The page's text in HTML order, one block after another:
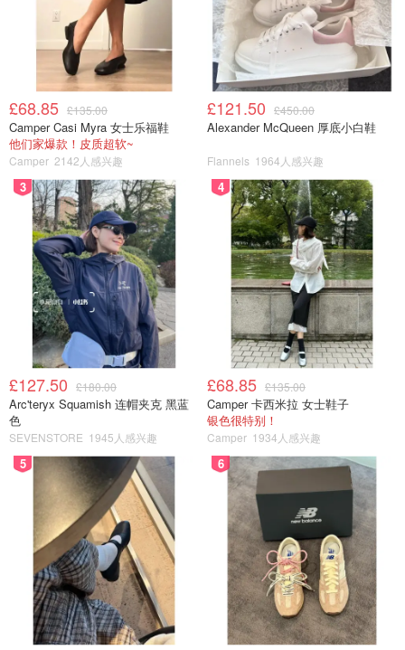
远不放弃
1.耳钉是有人节日的时候买的礼物🎁，amazon亚马逊上
闪闪发光。看起来像真的，其实是假的。越闪的东西越
假，浮夸。
2.asics的鞋子确实不错，今天去唐人街走了一个小时左
右的路。脚没有那么累，就是白色容易脏。
3.天气凉，加了AF的外套。有帽子，里面抓绒加厚。
£68.85 £135.00
Camper Casi Myra 女士乐福鞋
他们家爆款！皮质超软~
Camper 2142人感兴趣
£121.50 £450.00
Alexander McQueen 厚底小白鞋
Flannels 1964人感兴趣
3
£127.50 £180.00
Arc'teryx Squamish 连帽夹克 黑蓝
色
SEVENSTORE 1945人感兴趣
4
£68.85 £135.00
Camper 卡西米拉 女士鞋子
银色很特别！
Camper 1934人感兴趣
5 6